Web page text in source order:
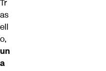
Tr
as
ell
o,
un
a